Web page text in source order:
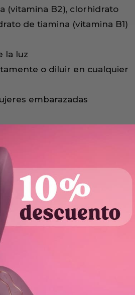
(vitamina B2), clorhidrato
de tiamina (vitamina B1)
la luz
o diluir en cualquier
embarazadas